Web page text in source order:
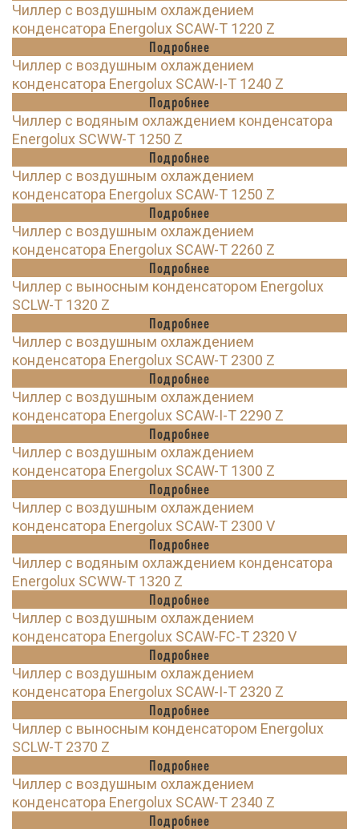
Чиллер с воздушным охлаждением
конденсатора Energolux SCAW-T 1220 Z
Подробнее
Чиллер с воздушным охлаждением
конденсатора Energolux SCAW-I-T 1240 Z
Подробнее
Чиллер с водяным охлаждением конденсатора
Energolux SCWW-T 1250 Z
Подробнее
Чиллер с воздушным охлаждением
конденсатора Energolux SCAW-T 1250 Z
Подробнее
Чиллер с воздушным охлаждением
конденсатора Energolux SCAW-T 2260 Z
Подробнее
Чиллер с выносным конденсатором Energolux
SCLW-T 1320 Z
Подробнее
Чиллер с воздушным охлаждением
конденсатора Energolux SCAW-T 2300 Z
Подробнее
Чиллер с воздушным охлаждением
конденсатора Energolux SCAW-I-T 2290 Z
Подробнее
Чиллер с воздушным охлаждением
конденсатора Energolux SCAW-T 1300 Z
Подробнее
Чиллер с воздушным охлаждением
конденсатора Energolux SCAW-T 2300 V
Подробнее
Чиллер с водяным охлаждением конденсатора
Energolux SCWW-T 1320 Z
Подробнее
Чиллер с воздушным охлаждением
конденсатора Energolux SCAW-FC-T 2320 V
Подробнее
Чиллер с воздушным охлаждением
конденсатора Energolux SCAW-I-T 2320 Z
Подробнее
Чиллер с выносным конденсатором Energolux
SCLW-T 2370 Z
Подробнее
Чиллер с воздушным охлаждением
конденсатора Energolux SCAW-T 2340 Z
Подробнее